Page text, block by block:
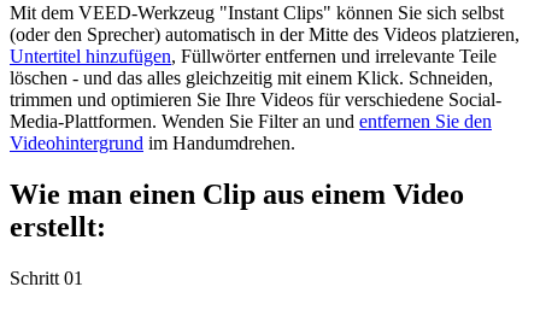
Mit dem VEED-Werkzeug "Instant Clips" können Sie sich selbst
(oder den Sprecher) automatisch in der Mitte des Videos platzieren,
Untertitel hinzufügen, Füllwörter entfernen und irrelevante Teile
löschen - und das alles gleichzeitig mit einem Klick. Schneiden,
trimmen und optimieren Sie Ihre Videos für verschiedene Social-
Media-Plattformen. Wenden Sie Filter an und entfernen Sie den
Videohintergrund im Handumdrehen.
Wie man einen Clip aus einem Video
erstellt:
Schritt 01